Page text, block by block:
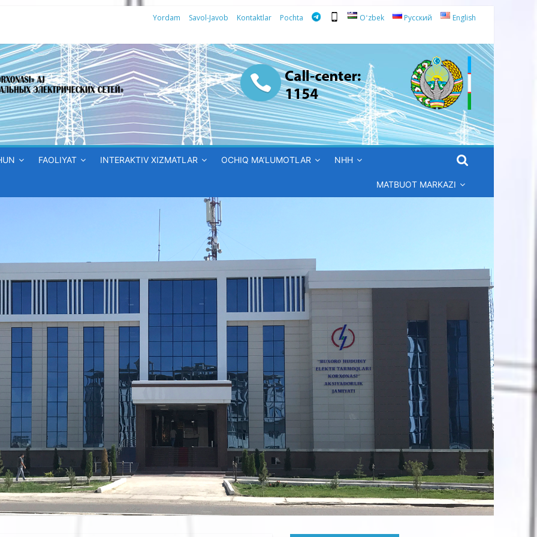
Yordam Savol-Javob Kontaktlar Pochta Oʻzbek Русский English
FAOLIYAT INTERAKTIV XIZMATLAR OCHIQ MA’LUMOTLAR NHH
MATBUOT MARKAZI